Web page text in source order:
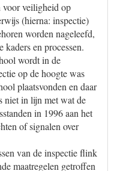
voor veiligheid op
(hierna: inspectie)
worden nageleefd,
kaders en processen.
wordt in de
op de hoogte was
plaatsvonden en daar
niet in lijn met wat de
in 1996 aan het
of signalen over
van de inspectie flink
maatregelen getroffen